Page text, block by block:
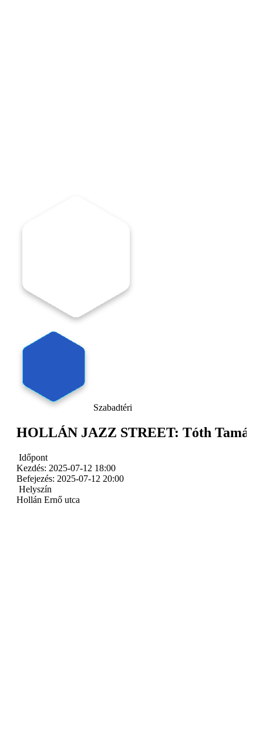
Szabadtéri
HOLLÁN JAZZ STREET: Tóth Tamás
Időpont
Kezdés: 2025-07-12 18:00
Befejezés: 2025-07-12 20:00
Helyszín
Hollán Ernő utca